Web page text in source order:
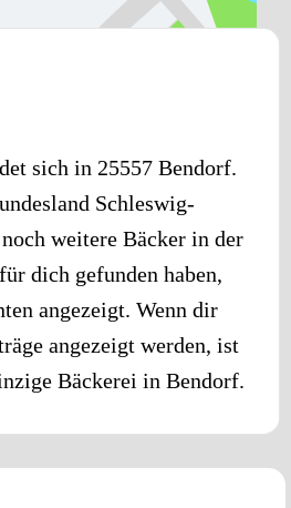
sich in 25557 Bendorf.
Schleswig-
weitere Bäcker in der
für dich gefunden haben,
angezeigt. Wenn dir
angezeigt werden, ist
Bäckerei in Bendorf.